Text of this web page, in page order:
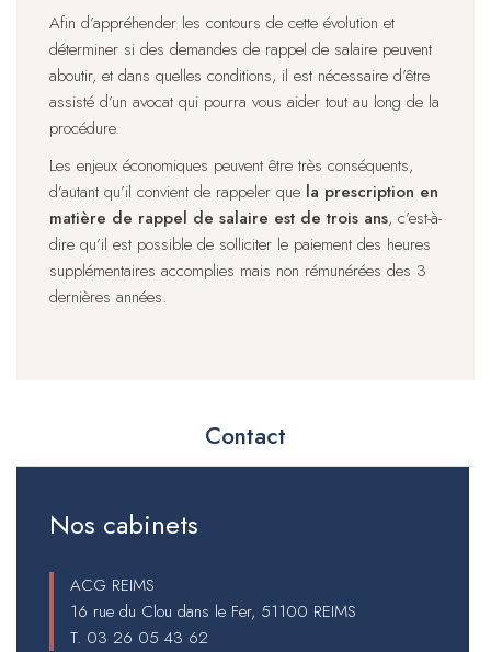
Afin d’appréhender les contours de cette évolution et
déterminer si des demandes de rappel de salaire peuvent
aboutir, et dans quelles conditions, il est nécessaire d’être
assisté d’un avocat qui pourra vous aider tout au long de la
procédure.
Les enjeux économiques peuvent être très conséquents,
d’autant qu’il convient de rappeler que la prescription en
matière de rappel de salaire est de trois ans, c’est-à-
dire qu’il est possible de solliciter le paiement des heures
supplémentaires accomplies mais non rémunérées des 3
dernières années.
Contact
Nos cabinets
ACG REIMS
16 rue du Clou dans le Fer, 51100 REIMS
T. 03 26 05 43 62